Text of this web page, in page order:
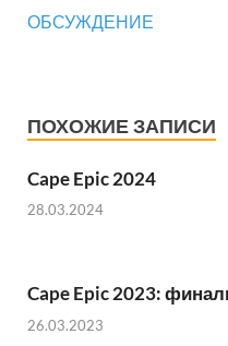
ОБСУЖДЕНИЕ
ПОХОЖИЕ ЗАПИСИ
Cape Epic 2024
28.03.2024
Cape Epic 2023:
26.03.2023